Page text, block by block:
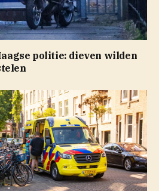
politie: dieven wilden